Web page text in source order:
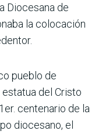
Dioce­sana de
la coloca­ción
pueblo de
del Cristo
cen­tenario de la
diocesano, el